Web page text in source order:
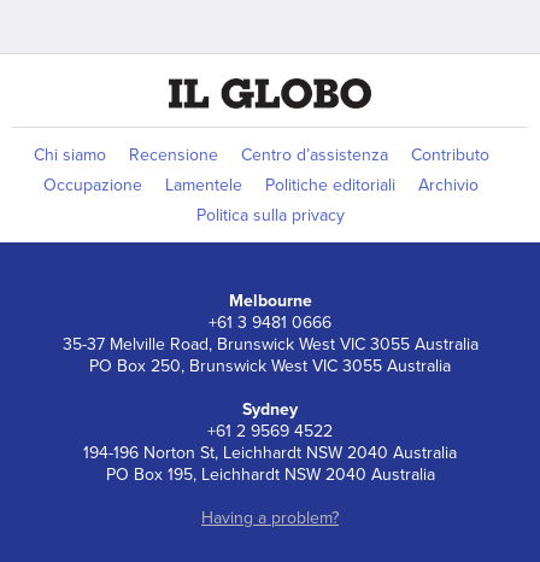
Chi siamo Recensione Centro d’assistenza
Contributo
Occupazione
Lamentele Politiche editoriali
Archivio
Politica sulla privacy
Melbourne
+61 3 9481 0666
35-37 Melville Road, Brunswick West VIC 3055 Australia
PO Box 250, Brunswick West VIC 3055 Australia
Sydney
+61 2 9569 4522
194-196 Norton St, Leichhardt NSW 2040 Australia
PO Box 195, Leichhardt NSW 2040 Australia
Having a problem?